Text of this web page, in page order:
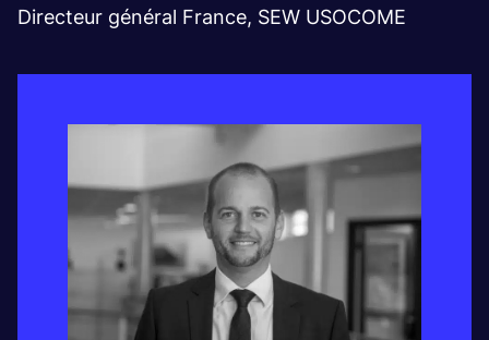
Directeur général France, SEW USOCOME